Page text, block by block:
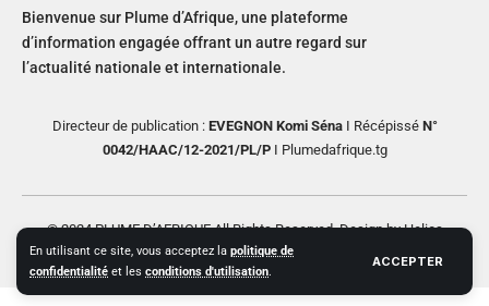
En utilisant ce site, vous acceptez la politique de
confidentialité et les conditions d'utilisation.
ACCEPTER
Bienvenue sur Plume d’Afrique, une plateforme
d’information engagée offrant un autre regard sur
l’actualité nationale et internationale.
Directeur de publication : EVEGNON Komi SénaI RécépisséN°
0042/HAAC/12-2021/PL/PI Plumedafrique.tg
© 2024 PLUME D’AFRIQUE All Rights Reserved. Design by Helios
Creative